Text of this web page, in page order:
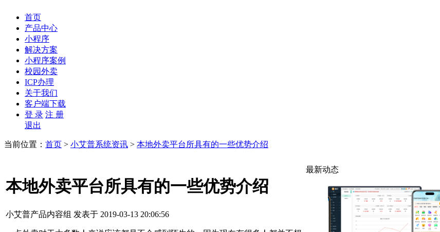
首页
产品中心
小程序
解决方案
小程序案例
校园外卖
ICP办理
关于我们
客户端下载
登 录 注 册
退出
当前位置： 首页 > 小艾普系统资讯 > 本地外卖平台所具有的一些优势介绍
本地外卖平台所具有的一些优势介绍
小艾普产品内容组 发表于 2019-03-13 20:06:56
最新动态